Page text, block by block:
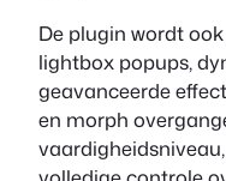
De plugin wordt
lightbox popups,
geavanceerde
en morph